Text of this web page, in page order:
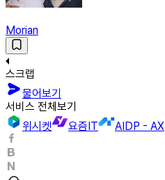
Morian
스크랩
물어보기
서비스 전체보기
위시켓
요즘IT AIDP - AX